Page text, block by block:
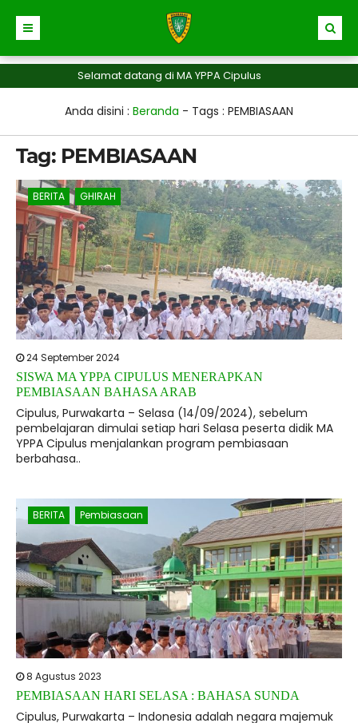
Selamat datang di MA YPPA Cipulus
Anda disini : Beranda - Tags : PEMBIASAAN
Tag: PEMBIASAAN
BERITA GHIRAH
24 September 2024
SISWA MA YPPA CIPULUS MENERAPKAN
PEMBIASAAN BAHASA ARAB
Cipulus, Purwakarta – Selasa (14/09/2024), sebelum
pembelajaran dimulai setiap hari Selasa peserta didik MA
YPPA Cipulus menjalankan program pembiasaan
berbahasa..
BERITA Pembiasaan
8 Agustus 2023
PEMBIASAAN HARI SELASA : BAHASA SUNDA
Cipulus, Purwakarta – Indonesia adalah negara majemuk